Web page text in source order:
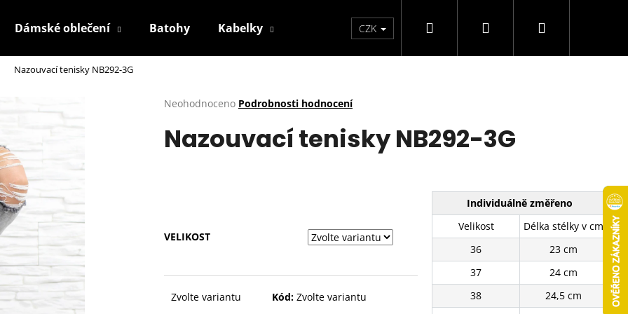
Dámské oblečení Batohy Kabelky CZK Hledat PřihlášeníNákupní
Nazouvací tenisky NB292-3G
Průměrné
produktu
je
Neohodnoceno Podrobnosti hodnocení
Nazouvací tenisky NB292-3G
Individuálně změřeno
Velikost
Délka stélky v cm
36
23 cm
37
24 cm
38
24,5 cm
VELIKOST
Zvolte variantu Kód: Zvolte variantu
Co potřebujete najít?
HLEDAT
Doporučujeme
TENISKY KABPC19WH
2. JAKOST
BÉŽOVÉ KRAJKOVÉ TENISKY SJ2637-3BE